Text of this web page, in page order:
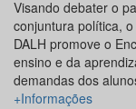
Visando debater o
conjuntura política,
DALH promove o
ensino e da
demandas dos
+Informações